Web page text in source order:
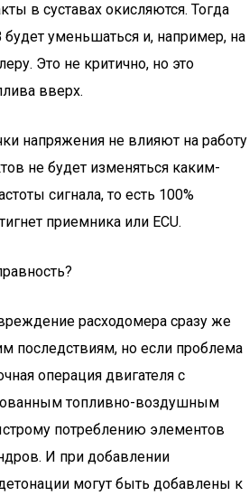
в суставах окисляются. Тогда
уменьшаться и, например, на
Это не критично, но это
вверх.
напряжения не влияют на работу
не будет изменяться каким-
сигнала, то есть 100%
приемника или ECU.
расходомера сразу же
последствиям, но если проблема
операция двигателя с
топливно-воздушным
потреблению элементов
И при добавлении
могут быть добавлены к